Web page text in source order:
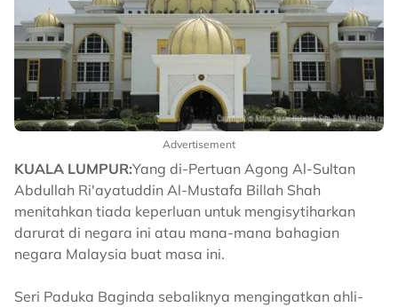
Advertisement
KUALA LUMPUR:Yang di-Pertuan Agong Al-Sultan
Abdullah Ri'ayatuddin Al-Mustafa Billah Shah
menitahkan tiada keperluan untuk mengisytiharkan
darurat di negara ini atau mana-mana bahagian
negara Malaysia buat masa ini.
Seri Paduka Baginda sebaliknya mengingatkan ahli-